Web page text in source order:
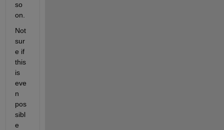
so
on.
Not
sur
e if
this
is
eve
n
pos
sibl
e